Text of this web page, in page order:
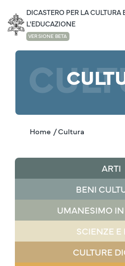
DICASTERO PER LA CULTURA
L'EDUCAZIONE
VERSIONE BETA
Home / Cultura
ARTI
BENI
UMANESIMO
SCIENZE E
CULTURE